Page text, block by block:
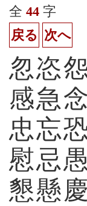
全 44 字
戻る 次へ
忽恣怨
感急念
忠忘恐
慰忌愚
懇懸 慶